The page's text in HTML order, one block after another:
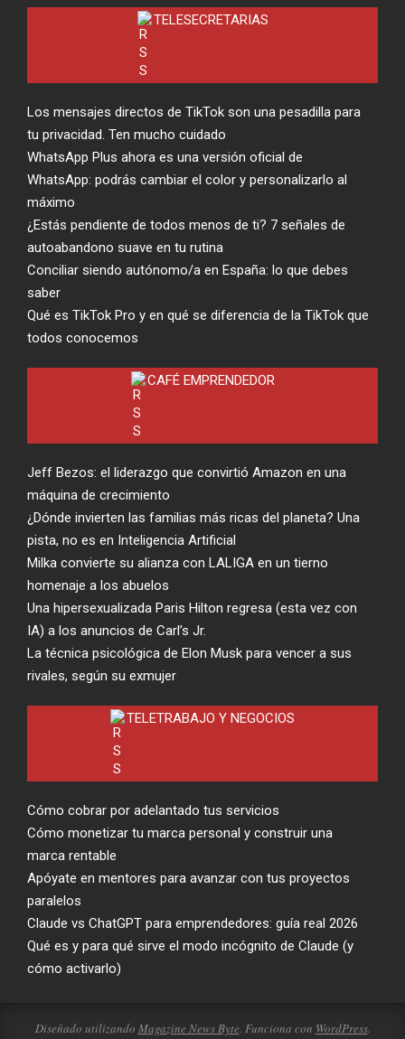
TELESECRETARIAS
Los mensajes directos de TikTok son una pesadilla para
tu privacidad. Ten mucho cuidado
WhatsApp Plus ahora es una versión oficial de
WhatsApp: podrás cambiar el color y personalizarlo al
máximo
¿Estás pendiente de todos menos de ti? 7 señales de
autoabandono suave en tu rutina
Conciliar siendo autónomo/a en España: lo que debes
saber
Qué es TikTok Pro y en qué se diferencia de la TikTok que
todos conocemos
CAFÉ EMPRENDEDOR
Jeff Bezos: el liderazgo que convirtió Amazon en una
máquina de crecimiento
¿Dónde invierten las familias más ricas del planeta? Una
pista, no es en Inteligencia Artificial
Milka convierte su alianza con LALIGA en un tierno
homenaje a los abuelos
Una hipersexualizada Paris Hilton regresa (esta vez con
IA) a los anuncios de Carl’s Jr.
La técnica psicológica de Elon Musk para vencer a sus
rivales, según su exmujer
TELETRABAJO Y NEGOCIOS
Cómo cobrar por adelantado tus servicios
Cómo monetizar tu marca personal y construir una
marca rentable
Apóyate en mentores para avanzar con tus proyectos
paralelos
Claude vs ChatGPT para emprendedores: guía real 2026
Qué es y para qué sirve el modo incógnito de Claude (y
cómo activarlo)
Diseñado utilizando Magazine News Byte. Funciona con WordPress.